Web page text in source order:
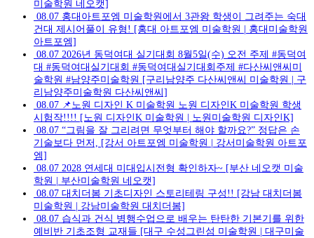
미술학원 네오캣]
08.07 홍대아트포엠 미술학원에서 3관왕 학생이 그려주는 숙대
건대 제시어풀이 유형! [홍대 아트포엠 미술학원 | 홍대미술학원
아트포엠]
08.07 2026년 동덕여대 실기대회 8월5일(수) 오전 주제 #동덕여
대 #동덕여대실기대회 #동덕여대실기대회주제 #다산씨앤씨미
술학원 #남양주미술학원 [구리남양주 다산씨앤씨 미술학원 | 구
리남양주미술학원 다산씨앤씨]
08.07 📌노원 디자인 K 미술학원 노원 디자인K 미술학원 학생
시험작!!!! [노원 디자인K 미술학원 | 노원미술학원 디자인K]
08.07 “그림을 잘 그리려면 무엇부터 해야 할까요?” 정답은 손
기술보다 먼저, [강서 아트포엠 미술학원 | 강서미술학원 아트포
엠]
08.07 2028 연세대 미대입시전형 확인하자~ [부산 네오캣 미술
학원 | 부산미술학원 네오캣]
08.07 대치더봄 기초디자인 스토리테링 구성!! [강남 대치더봄
미술학원 | 강남미술학원 대치더봄]
08.07 습식과 건식 병행수업으로 배우는 탄탄한 기본기를 위한
예비반 기초조형 교재들 [대구 수성그린섬 미술학원 | 대구미술